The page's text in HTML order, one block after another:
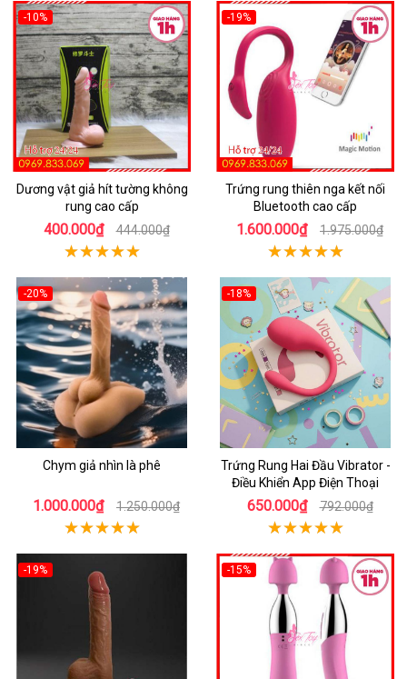
-10%
Dương vật giả hít tường không
rung cao cấp
400.000₫ 444.000₫
-19%
Trứng rung thiên nga kết nối
Bluetooth cao cấp
1.600.000₫ 1.975.000₫
-20%
Chym giả nhìn là phê
1.000.000₫ 1.250.000₫
-18%
Trứng Rung Hai Đầu Vibrator -
Điều Khiển App Điện Thoại
650.000₫ 792.000₫
-19% -15%